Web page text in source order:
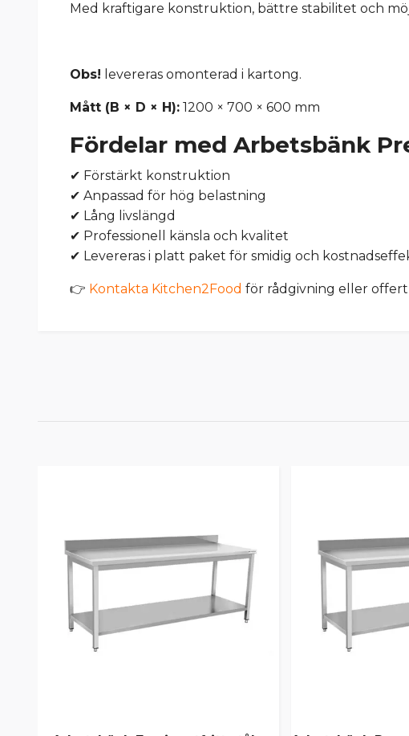
Med kraftigare konstruktion, bättre stabilitet och
Obs! levereras omonterad i kartong.
Mått (B × D × H): 1200 × 700 × 600 mm
Fördelar med Arbetsbänk
✔ Förstärkt konstruktion
✔ Anpassad för hög belastning
✔ Lång livslängd
✔ Professionell känsla och kvalitet
✔ Levereras i platt paket för smidig och
👉 Kontakta Kitchen2Food för rådgivning eller offert